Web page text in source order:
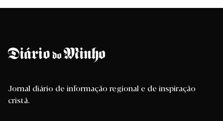
Jornal diário de informação regional e de inspiração
cristã.